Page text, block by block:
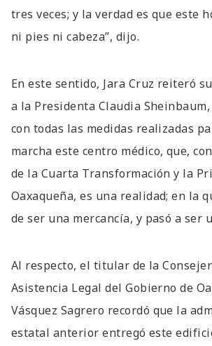
tres veces; y la verdad es que este
ni pies ni cabeza”, dijo.
En este sentido, Jara Cruz reiteró
a la Presidenta Claudia
con todas las medidas realizadas
marcha este centro médico, que,
de la Cuarta Transformación y la
Oaxaqueña, es una realidad; en la
de ser una mercancía, y pasó a ser
Al respecto, el titular de la
Asistencia Legal del Gobierno de
Vásquez Sagrero recordó que la
estatal anterior entregó este